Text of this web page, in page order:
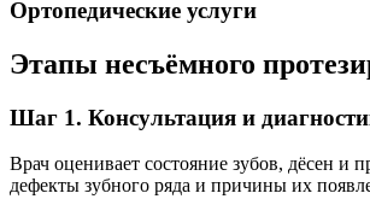
Ортопедические услуги
Этапы несъёмного
Шаг 1. Консультация и
Врач оценивает состояние зубов, дёсен и
дефекты зубного ряда и причины их